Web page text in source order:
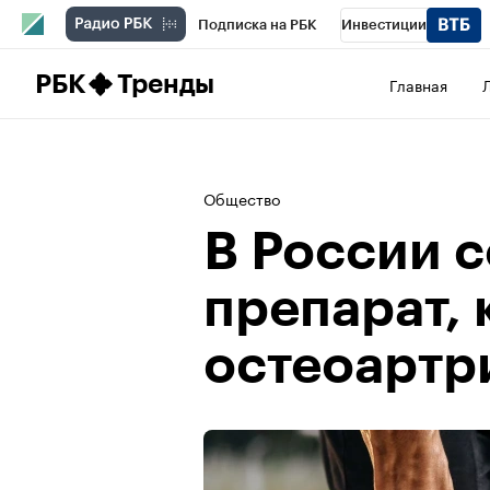
Подписка на РБК Инвестиции
РБК Тренды Главная
Общество
В России
препарат,